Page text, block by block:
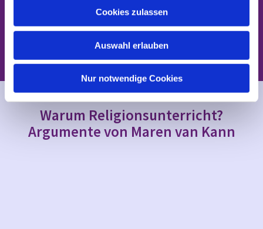
Cookies zulassen
Auswahl erlauben
Nur notwendige Cookies
Telefon 03361 3 76 80 - 74 |
aru.fuerstenwalde@ekbo.de
www.ru-ekbo.de/aru
Warum Religionsunterricht?
Argumente von Maren van Kann